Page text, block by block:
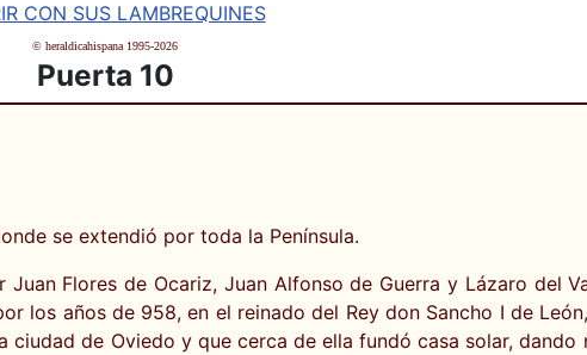
© heraldicahispana 1995-2026
Puerta 10
se extendió por toda la Península.
Flores de Ocariz, Juan Alfonso de Guerra y Lázaro del
los años de 958, en el reinado del Rey don Sancho I de
de Oviedo y que cerca de ella fundó casa solar,